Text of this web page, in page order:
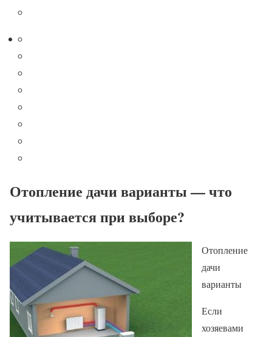
Отопление дачи варианты — что
учитывается при выборе?
Отопление
дачи
варианты
Если
хозяевами